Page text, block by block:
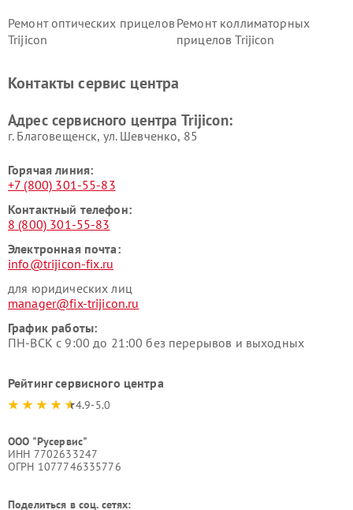
Ремонт оптических прицелов
Trijicon
Ремонт коллиматорных
прицелов Trijicon
Контакты сервис центра
Адрес сервисного центра Trijicon:
г. Благовещенск, ул. Шевченко, 85
Горячая линия:
+7 (800) 301-55-83
Контактный телефон:
8 (800) 301-55-83
Электронная почта:
info@trijicon-fix.ru
для юридических лиц
manager@fix-trijicon.ru
График работы:
ПН-ВСК с 9:00 до 21:00 без перерывов и выходных
Рейтинг сервисного центра
4.9-5.0
ООО "Русервис"
ИНН 7702633247
ОГРН 1077746335776
Поделиться в соц. сетях: